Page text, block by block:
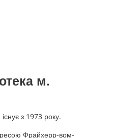
м.
з 1973 року.
Фрайхерр-вом-